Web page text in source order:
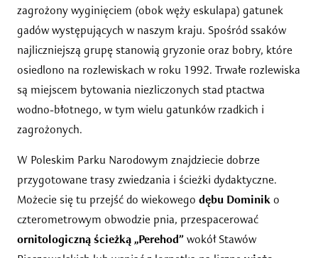
zagrożony wyginięciem (obok węży eskulapa) gatunek
gadów występujących w naszym kraju. Spośród ssaków
najliczniejszą grupę stanowią gryzonie oraz bobry, które
osiedlono na rozlewiskach w roku 1992. Trwałe rozlewiska
są miejscem bytowania niezliczonych stad ptactwa
wodno-błotnego, w tym wielu gatunków rzadkich i
zagrożonych.
W Poleskim Parku Narodowym znajdziecie dobrze
przygotowane trasy zwiedzania i ścieżki dydaktyczne.
Możecie się tu przejść do wiekowego dębu Dominiko
czterometrowym obwodzie pnia, przespacerować
ornitologiczną ścieżką „Perehod”wokół Stawów